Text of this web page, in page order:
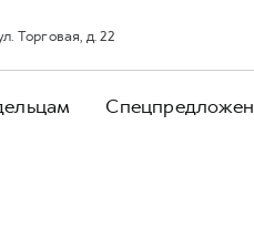
Торговая, д. 22